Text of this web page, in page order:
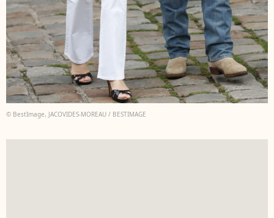
© BestImage, JACOVIDES-MOREAU / BESTIMAGE